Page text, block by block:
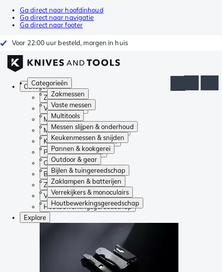
Ga direct naar hoofdinhoud
Ga direct naar navigatie
Ga direct naar footer
Voor 22:00 uur besteld, morgen in huis
Categorieën
Zakmessen
Vaste messen
Multitools
Messen slijpen & onderhoud
Keukenmessen & snijden
Pannen & kookgerei
Outdoor & gear
Bijlen & tuingereedschap
Zaklampen & batterijen
Verrekijkers & monoculairs
Houtbewerkingsgereedschap
Categorieën
Zakmessen
Vaste messen
Multitools
Messen slijpen & onderhoud
Keukenmessen & snijden
Pannen & kookgerei
Outdoor & gear
Bijlen & tuingereedschap
Zaklampen & batterijen
Verrekijkers & monoculairs
Houtbewerkingsgereedschap
Explore